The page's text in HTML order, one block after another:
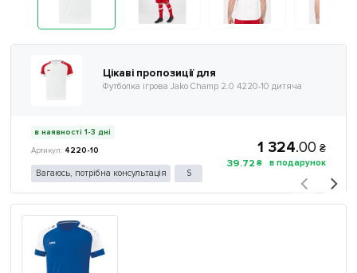
Цікаві пропозиції для
Футболка ігрова Jako Champ 2.0 4220-10 дитяча
в наявності 1-3 дні
4220-10
Вагаюсь, потрібна консультація S
1 324.00 ₴
39.72 ₴